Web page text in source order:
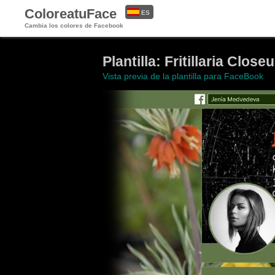
ColoreatuFace
Cambia los colores de Facebook
ES
Plantilla: Fritillaria
Vista previa de la plantilla para FaceBook